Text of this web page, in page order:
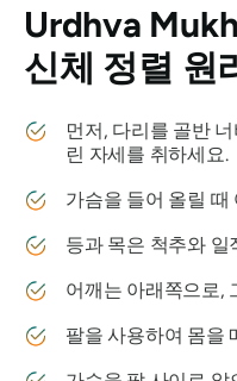
Urdhva
신체 정렬 원
먼저, 다리를 골반
린 자세를 취하세요.
가슴을 들어 올릴 때
등과 목은 척추와 일
어깨는 아래쪽으로,
팔을 사용하여 몸을